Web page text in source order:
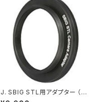
J. SBIG STL用アダプター （光
路長7.6mm）